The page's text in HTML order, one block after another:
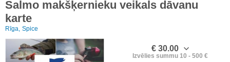
Salmo makšķernieku veikals dāvanu
karte
Rīga, Spice
€ 30.00
Izvēlies summu 10 - 500 €